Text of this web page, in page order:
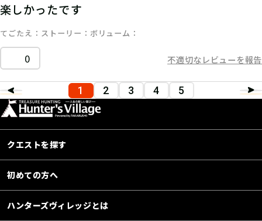
楽しかったです
てごたえ ストーリー ボリューム
0 不適切なレビューを報告
1 2 3 4 5
クエストを探す
初めての方へ
ハンターズヴィレッジとは